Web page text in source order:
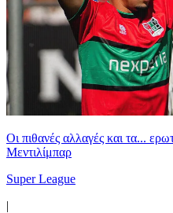
Οι πιθανές αλλαγές και τα...
Μεντιλίμπαρ
Super League
|